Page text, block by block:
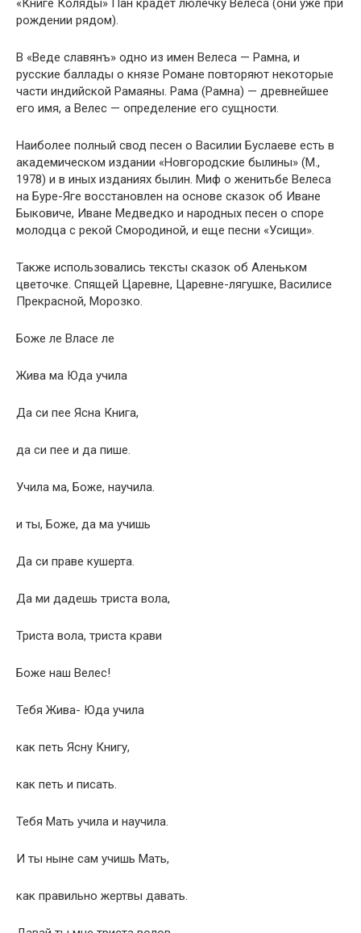
«Книге Коляды» Пан крадет люлечку Велеса (они уже при
рождении рядом).
В «Веде славянъ» одно из имен Велеса — Рамна, и
русские баллады о князе Романе повторяют некоторые
части индийской Рамаяны. Рама (Рамна) — древнейшее
его имя, а Велес — определение его сущности.
Наиболее полный свод песен о Василии Буслаеве есть в
академическом издании «Новгородские былины» (М.,
1978) и в иных изданиях былин. Миф о женитьбе Велеса
на Буре-Яге восстановлен на основе сказок об Иване
Быковиче, Иване Медведко и народных песен о споре
молодца с рекой Смородиной, и еще песни «Усищи».
Также использовались тексты сказок об Аленьком
цветочке. Спящей Царевне, Царевне-лягушке, Василисе
Прекрасной, Морозко.
Боже ле Власе ле
Жива ма Юда учила
Да си пее Ясна Книга,
да си пее и да пише.
Учила ма, Боже, научила.
и ты, Боже, да ма учишь
Да си праве кушерта.
Да ми дадешь триста вола,
Триста вола, триста крави
Боже наш Велес!
Тебя Жива- Юда учила
как петь Ясну Книгу,
как петь и писать.
Тебя Мать учила и научила.
И ты ныне сам учишь Мать,
как правильно жертвы давать.